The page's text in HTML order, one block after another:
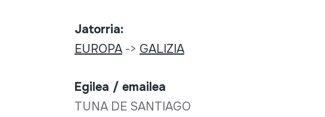
Jatorria:
EUROPA-> GALIZIA
Egilea / emailea
TUNA DE SANTIAGO